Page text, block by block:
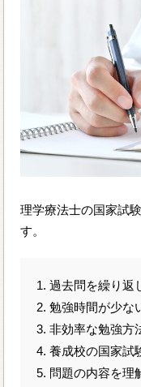
理学療法士の国家試
す。
1. 過去問を繰り返
2. 勉強時間が少な
3. 非効率な勉強方
4. 養成校の国家試
5. 問題の内容を理